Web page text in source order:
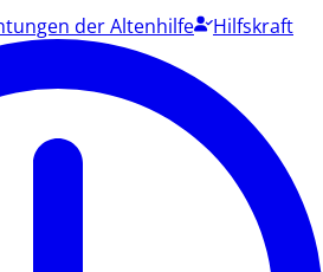
der Altenhilfe Hilfskraft